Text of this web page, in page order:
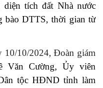
tích đất Nhà nước
bàoDTTS, thời gian từ
10/10/2024, Đoàn giám
Văn Cường, Ủy viên
tộc HĐND tỉnh làm